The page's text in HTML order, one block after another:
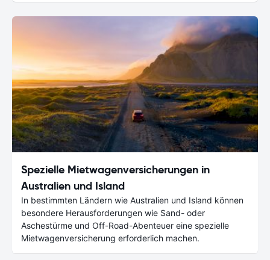
Spezielle Mietwagenversicherungen in
Australien und Island
In bestimmten Ländern wie Australien und Island können
besondere Herausforderungen wie Sand- oder
Aschestürme und Off-Road-Abenteuer eine spezielle
Mietwagenversicherung erforderlich machen.